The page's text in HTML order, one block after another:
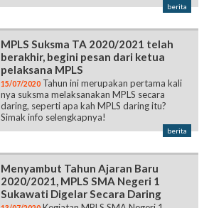
berita
MPLS Suksma TA 2020/2021 telah
berakhir, begini pesan dari ketua
pelaksana MPLS
15/07/2020 Tahun ini merupakan pertama kali
nya suksma melaksanakan MPLS secara
daring, seperti apa kah MPLS daring itu?
Simak info selengkapnya!
berita
Menyambut Tahun Ajaran Baru
2020/2021, MPLS SMA Negeri 1
Sukawati Digelar Secara Daring